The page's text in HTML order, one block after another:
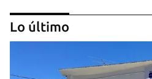
Lo último